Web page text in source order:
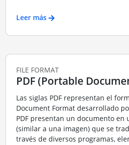
Leer más
FILE FORMAT
PDF (Portable
Las siglas PDF representan el
Document Format desarrollado
PDF presentan un documento en
(similar a una imagen) que se
través de diversos programas,